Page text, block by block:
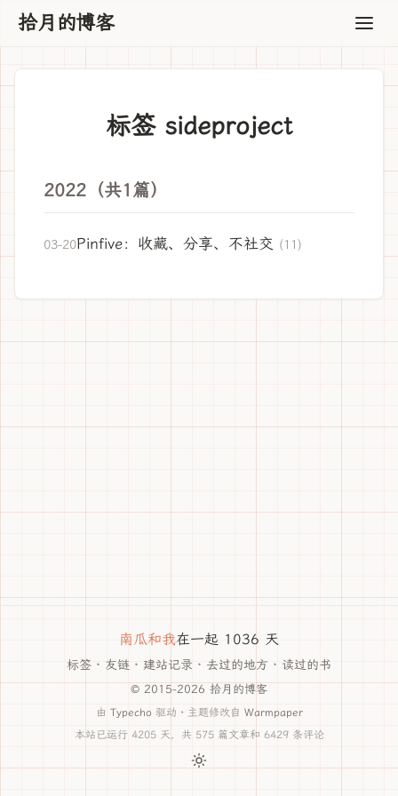
拾月的博客
标签 sideproject
2022（共1篇）
03-20Pinfive：收藏、分享、不社交 (11)
南瓜和我在一起 1036 天
标签 · 友链 · 建站记录 · 去过的地方 · 读过的书
© 2015-2026 拾月的博客
由 Typecho 驱动 · 主题修改自 Warmpaper
本站已运行 4205 天，共 575 篇文章和 6429 条评论